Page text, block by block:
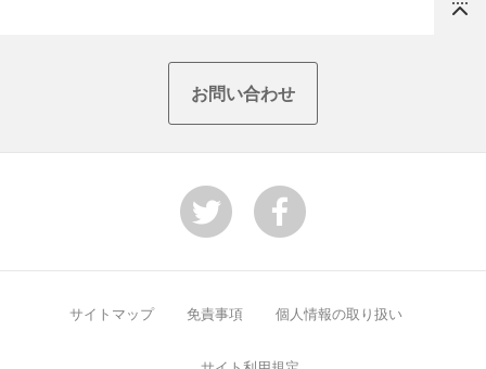
お問い合わせ
サイトマップ 免責事項 個人情報の取り扱い